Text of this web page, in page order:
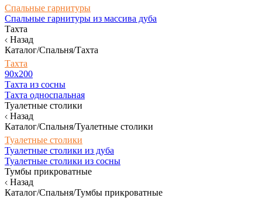
Спальные гарнитуры
Спальные гарнитуры из массива дуба
Тахта
Назад
Каталог/Спальня/Тахта
Тахта
90х200
Тахта из сосны
Тахта односпальная
Туалетные столики
Назад
Каталог/Спальня/Туалетные столики
Туалетные столики
Туалетные столики из дуба
Туалетные столики из сосны
Тумбы прикроватные
Назад
Каталог/Спальня/Тумбы прикроватные